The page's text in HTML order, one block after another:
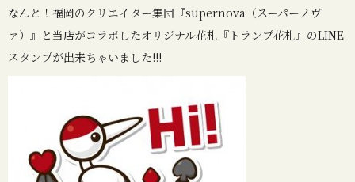
なんと！福岡のクリエイター集団『supernova（スーパーノヴ
ァ）』と当店がコラボしたオリジナル花札『トランプ花札』のLINE
スタンプが出来ちゃいました!!!